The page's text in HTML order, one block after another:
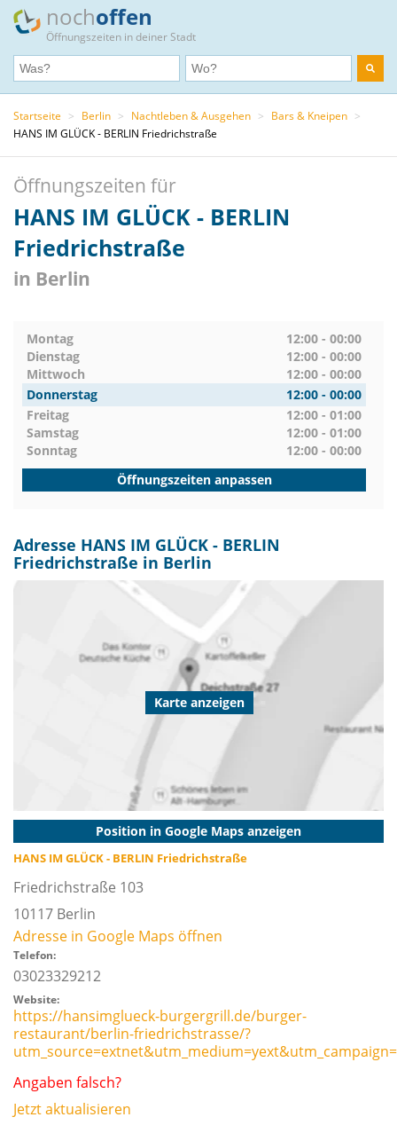
nochoffen
Öffnungszeiten in deiner Stadt
Startseite > Berlin > Nachtleben & Ausgehen > Bars & Kneipen >
HANS IM GLÜCK - BERLIN Friedrichstraße
Öffnungszeiten für
HANS IM GLÜCK - BERLIN
Friedrichstraße
in Berlin
Montag
12:00 - 00:00
Dienstag
12:00 - 00:00
Mittwoch
12:00 - 00:00
Donnerstag
12:00 - 00:00
Freitag
12:00 - 01:00
Samstag
12:00 - 01:00
Sonntag
12:00 - 00:00
Öffnungszeiten anpassen
Adresse HANS IM GLÜCK - BERLIN
Friedrichstraße in Berlin
Karte anzeigen
Position in Google Maps anzeigen
HANS IM GLÜCK - BERLIN Friedrichstraße
Friedrichstraße 103
10117 Berlin
Adresse in Google Maps öffnen
Telefon:
03023329212
Website:
https://hansimglueck-burgergrill.de/burger-
restaurant/berlin-friedrichstrasse/?
Angaben falsch?
Jetzt aktualisieren